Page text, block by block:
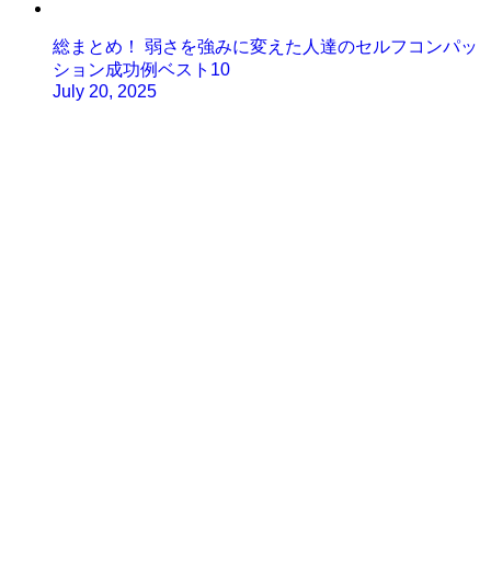
総まとめ！ 弱さを強みに変えた人達のセルフコンパッ
ション成功例ベスト10
July 20, 2025